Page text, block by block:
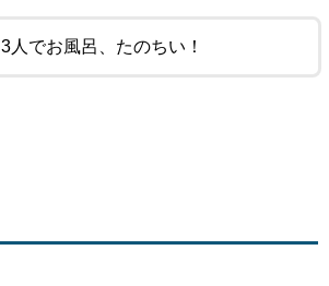
3人でお風呂、たのちい！